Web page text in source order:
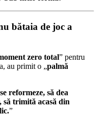
bătaia de joc a
zero total” pentru
au primit o „palmă
reformeze, să dea
trimită acasă din
”